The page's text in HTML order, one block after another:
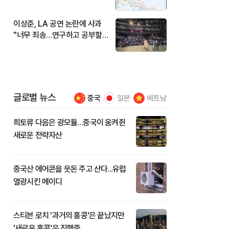
이상준, LA 공연 논란에 사과
"너무 죄송…연구하고 공부할
글로벌 뉴스 중국 일본 베트남
희토류 다음은 광모듈…중국이 움켜쥔
새로운 전략자산
중국산 에어콘을 웃돈 주고 산다...유럽
열광시킨 메이디
스티븐 로치 '과거의 홍콩'은 끝났지만